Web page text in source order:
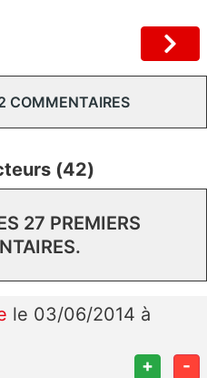
COMMENTAIRES
(42)
27 PREMIERS
le 03/06/2014 à
+ -